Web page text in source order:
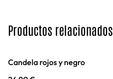
Productos relacionados
Candela rojos y negro